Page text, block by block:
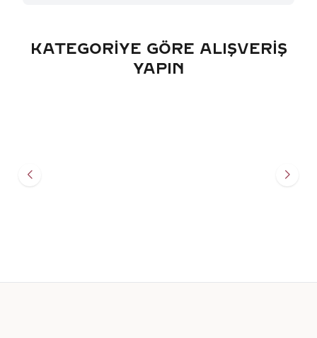
KATEGORIYE GÖRE ALIŞVERIŞ
YAPIN